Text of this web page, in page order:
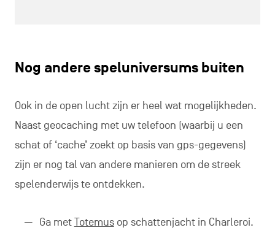
Nog andere speluniversums buiten
Ook in de open lucht zijn er heel wat mogelijkheden.
Naast geocaching met uw telefoon (waarbij u een
schat of ‘cache’ zoekt op basis van gps-gegevens)
zijn er nog tal van andere manieren om de streek
spelenderwijs te ontdekken.
Ga metTotemusop schattenjacht in Charleroi.